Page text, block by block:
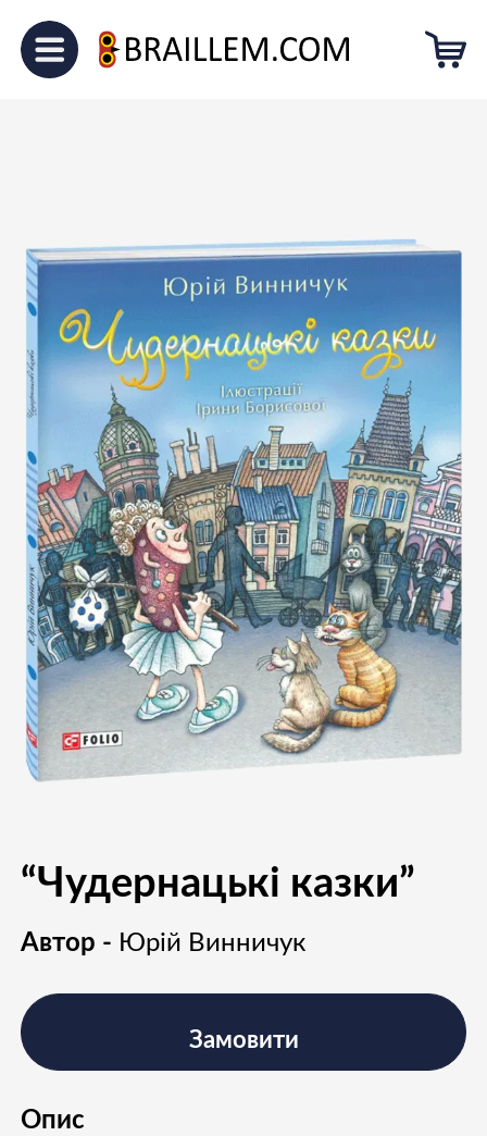
Головна
Для малечі
“Чудернацькі казки”
“Чудернацькі казки”
Автор - Юрій Винничук
Опис
Замовити